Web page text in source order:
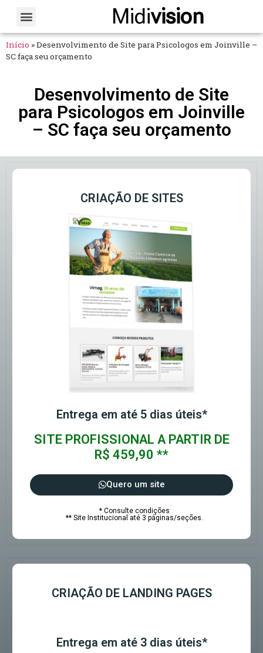
Midivision
Início »Desenvolvimento de Site para Psicologos em Joinville –
SC faça seu orçamento
Desenvolvimento de Site
para Psicologos em Joinville
– SC faça seu orçamento
CRIAÇÃO DE SITES
Entrega em até 5 dias úteis*
SITE PROFISSIONAL A PARTIR DE
R$ 459,90 **
Quero um site
* Consulte condições
** Site Institucional até 3 páginas/seções.
CRIAÇÃO DE LANDING PAGES
Entrega em até 3 dias úteis*